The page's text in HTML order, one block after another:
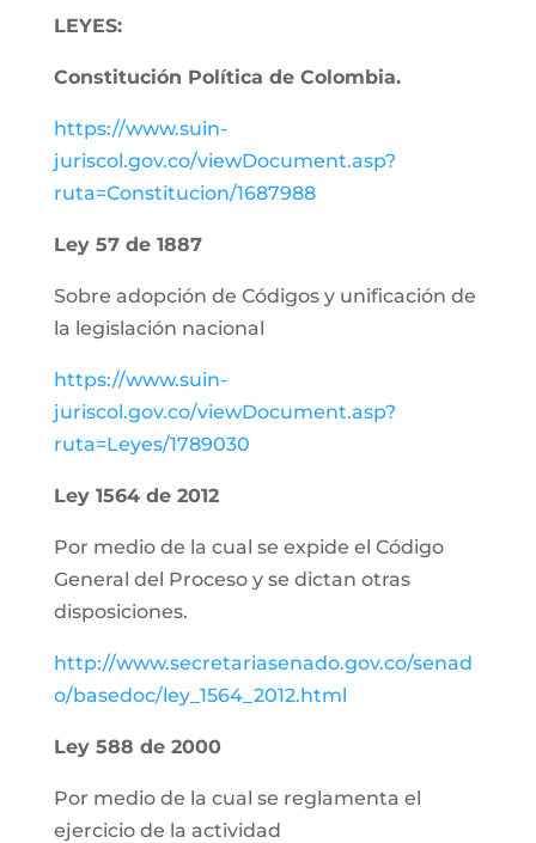
LEYES:
Constitución Política de Colombia.
https://www.suin-
juriscol.gov.co/viewDocument.asp?
ruta=Constitucion/1687988
Ley 57 de 1887
Sobre adopción de Códigos y unificación de
la legislación nacional
https://www.suin-
juriscol.gov.co/viewDocument.asp?
ruta=Leyes/1789030
Ley 1564 de 2012
Por medio de la cual se expide el Código
General del Proceso y se dictan otras
disposiciones.
http://www.secretariasenado.gov.co/senad
o/basedoc/ley_1564_2012.html
Ley 588 de 2000
Por medio de la cual se reglamenta el
ejercicio de la actividad